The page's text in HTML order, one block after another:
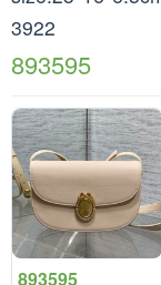
3922
893595
893595